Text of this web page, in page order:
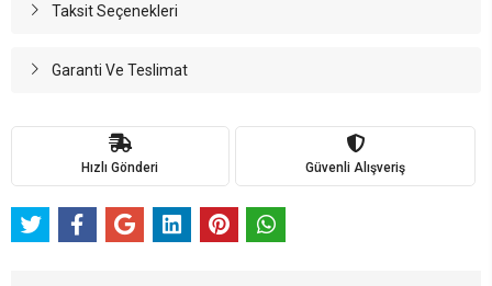
Taksit Seçenekleri
Garanti Ve Teslimat
Hızlı Gönderi Güvenli Alışveriş